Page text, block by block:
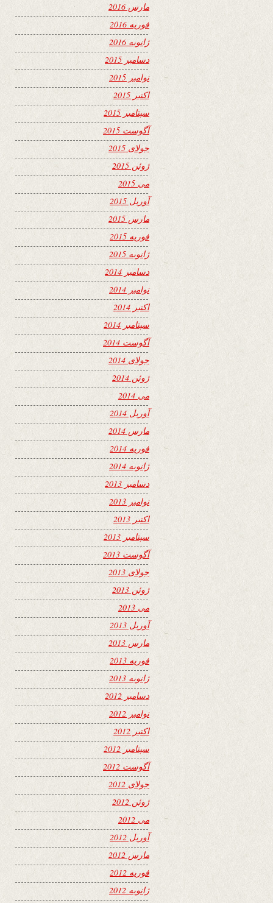
مارس 2016
فوریه 2016
ژانویه 2016
دسامبر 2015
نوامبر 2015
اکتبر 2015
سپتامبر 2015
آگوست 2015
جولای 2015
ژوئن 2015
می 2015
آوریل 2015
مارس 2015
فوریه 2015
ژانویه 2015
دسامبر 2014
نوامبر 2014
اکتبر 2014
سپتامبر 2014
آگوست 2014
جولای 2014
ژوئن 2014
می 2014
آوریل 2014
مارس 2014
فوریه 2014
ژانویه 2014
دسامبر 2013
نوامبر 2013
اکتبر 2013
سپتامبر 2013
آگوست 2013
جولای 2013
ژوئن 2013
می 2013
آوریل 2013
مارس 2013
فوریه 2013
ژانویه 2013
دسامبر 2012
نوامبر 2012
اکتبر 2012
سپتامبر 2012
آگوست 2012
جولای 2012
ژوئن 2012
می 2012
آوریل 2012
مارس 2012
فوریه 2012
ژانویه 2012